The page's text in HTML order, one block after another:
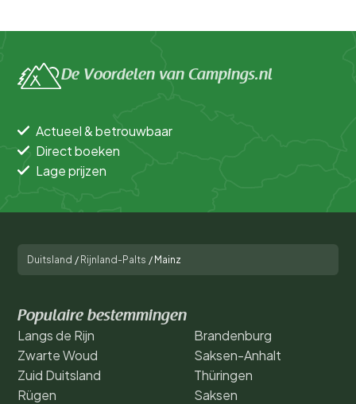
De Voordelen van Campings.nl
Actueel & betrouwbaar
Direct boeken
Lage prijzen
Duitsland / Rijnland-Palts / Mainz
Populaire bestemmingen
Langs de Rijn
Zwarte Woud
Zuid Duitsland
Rügen
Brandenburg
Saksen-Anhalt
Thüringen
Saksen